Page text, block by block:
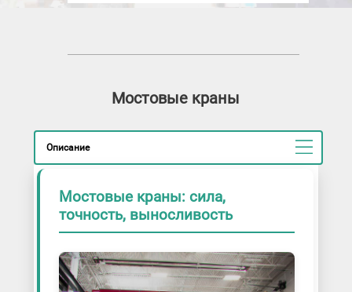
Мостовые краны
Описание
Мостовые краны: сила,
точность, выносливость